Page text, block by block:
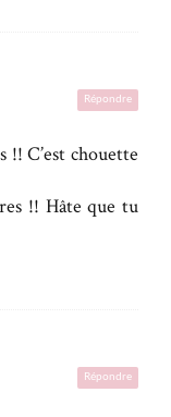
Répondre
!! C’est chouette
!! Hâte que tu
Répondre